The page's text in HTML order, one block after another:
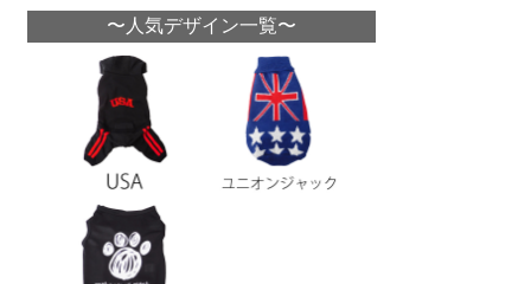
〜人気デザイン一覧〜